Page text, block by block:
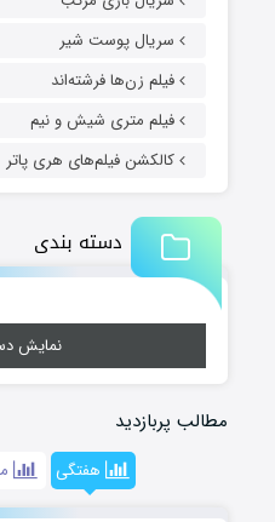
سریال پوست شیر
فیلم زن‌ها فرشته‌اند
فیلم متری شیش و نیم
کالکشن فیلم‌های هری پاتر
دسته بندی
نمایش
مطالب پربازدید
هفتگی